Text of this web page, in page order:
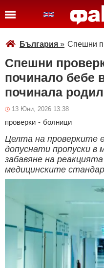
България » Спешни
Спешни
починало бебе
починала
13 Юни, 2026 13:38
проверки - болници
Целта на проверките
допуснати пропуски в
забавяне на
медицинските